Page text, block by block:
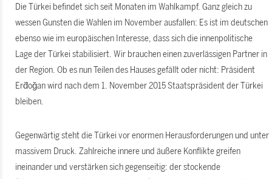
Die Türkei befindet sich seit Monaten im Wahlkampf. Ganz gleich zu
wessen Gunsten die Wahlen im November ausfallen: Es ist im deutschen
ebenso wie im europäischen Interesse, dass sich die innenpolitische
Lage der Türkei stabilisiert. Wir brauchen einen zuverlässigen Partner in
der Region. Ob es nun Teilen des Hauses gefällt oder nicht: Präsident
Erd̆oğan wird nach dem 1. November 2015 Staatspräsident der Türkei
bleiben.
Gegenwärtig steht die Türkei vor enormen Herausforderungen und unter
massivem Druck. Zahlreiche innere und äußere Konflikte greifen
ineinander und verstärken sich gegenseitig: der stockende